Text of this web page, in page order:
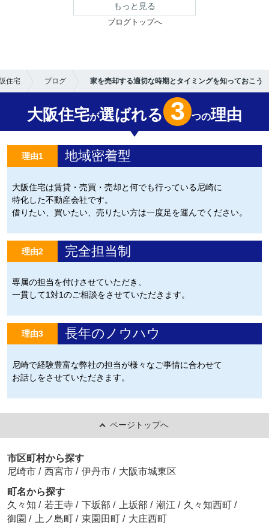
もっと見る
ブログトップへ
住宅 ブログ 家を売却する適切な時期とタイミングを知っておこう
大阪住宅が選ばれる 3 つの理由
理由1 地域密着型
大阪住宅は賃貸・売買・売却と何でも行っている尼崎に
特化した不動産会社です。
借りたい、買いたい、売りたい方は一度足を運んでください。
理由2 完全担当制
専属の担当を付けさせていただき、
一貫して1対1のご相談をさせていただきます。
理由3 長年のノウハウ
尼崎で経験豊富な弊社の担当が様々なご事情に合わせて
お話しをさせていただきます。
ページトップへ
市区町村から探す
尼崎市 / 西宮市 / 伊丹市 / 大阪市城東区
町名から探す
久々知 / 若王寺 / 下坂部 / 上坂部 / 潮江 / 久々知西町 /
御園 / 上ノ島町 / 東園田町 / 大庄西町